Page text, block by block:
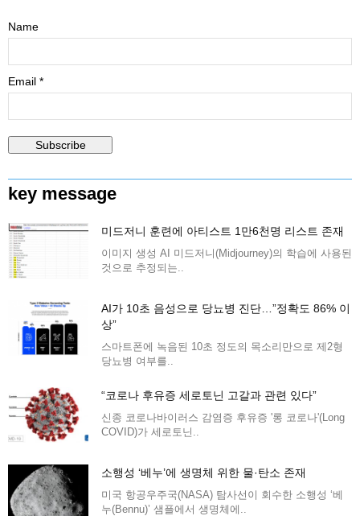
Name
Email *
key message
미드저니 훈련에 아티스트 1만6천명 리스트 존재
이미지 생성 AI 미드저니(Midjourney)의 학습에 사용된
것으로 추정되는..
AI가 10초 음성으로 당뇨병 진단…”정확도 86% 이
상”
스마트폰에 녹음된 10초 정도의 목소리만으로 제2형
당뇨병 여부를..
“코로나 후유증 세로토닌 고갈과 관련 있다”
신종 코로나바이러스 감염증 후유증 '롱 코로나'(Long
COVID)가 세로토닌..
소행성 ‘베누’에 생명체 위한 물·탄소 존재
미국 항공우주국(NASA) 탐사선이 회수한 소행성 ‘베
누(Bennu)’ 샘플에서 생명체에..